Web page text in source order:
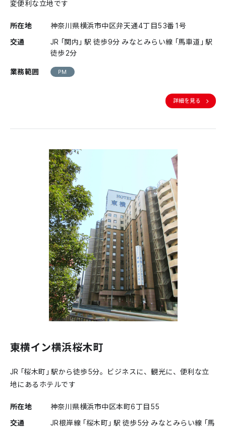
変便利な立地です
所在地
神奈川県横浜市中区弁天通4丁目53番1号
交通
JR「関内」駅 徒歩9分 みなとみらい線「馬車道」駅
徒歩2分
業務範囲
PM
詳細を見る
東横イン横浜桜木町
JR「桜木町」駅から徒歩5分。ビジネスに、観光に、便利な立
地にあるホテルです
所在地
神奈川県横浜市中区本町6丁目55
交通
JR根岸線「桜木町」駅 徒歩5分 みなとみらい線「馬